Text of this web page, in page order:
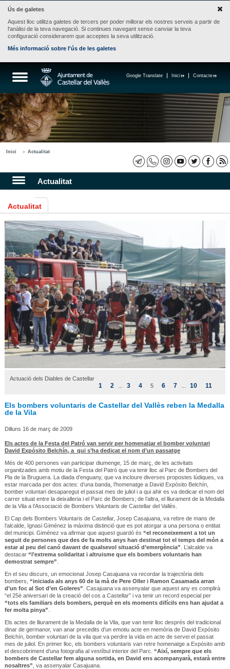
Ús de galetes
Aquest lloc utilitza galetes de tercers per poder millorar els nostres serveis a partir de
l'anàlisi de la teva navegació. Si continues navegant sense canviar la teva
configuració considerarem que acceptes la seva utilització.
Més informació sobre l'ús de les galetes
Contacte
Inici
Google Translate
Inici Actualitat
Actualitat
Actualitat
Actuació dels Diables de Castellar
1 2 3 4 5 6 7 10 11
Els bombers voluntaris de Castellar del Vallès reben la Medalla
de la Vila
Dilluns 16 de març de 2009
Els actes de la Festa del Patró van servir per homenatjar el bomber voluntari
David Expósito Belchín, a qui s’ha dedicat el nom d’un passatge
Més de 400 persones van participar diumenge, 15 de març, de les activitats
organitzades amb motiu de la Festa del Patró que va tenir lloc al Parc de Bombers del
Pla de la Bruguera. La diada d’enguany, que va incloure diverses propostes lúdiques, va
estar marcada per dos actes: d’una banda, l’homenatge a David Expósito Belchín,
bomber voluntari desaparegut el passat mes de juliol i a qui ahir es va dedicar el nom del
carrer situat entre la deixalleria i el Parc de Bombers; de l’altra, el lliurament de la Medalla
de la Vila a l’Associació de Bombers Voluntaris de Castellar del Vallès.
El Cap dels Bombers Voluntaris de Castellar, Josep Casajuana, va rebre de mans de
l’alcalde, Ignasi Giménez la màxima distinció que es pot atorgar a una persona o entitat
del municipi. Giménez va afirmar que aquest guardó és “el reconeixement a tot un
seguit de persones que des de fa molts anys han destinat tot el temps del món a
estar al peu del canó davant de qualsevol situació d’emergència” . L’alcalde va
destacar “l’extrema solidaritat i altruisme que els bombers voluntaris han
demostrat sempre”
En el seu discurs, un emocionat Josep Casajuana va recordar la trajectòria dels
bombers, “iniciada als anys 60 de la mà de Pere Oller i Ramon Casamada arran
d’un foc al Sot d’en Goleres” . Casajuana va assenyalar que aquest any es complirà
“el 25è aniversari de la creació del cos a Castellar” i va tenir un record especial per
“tots els familiars dels bombers, perquè en els moments difícils ens han ajudat a
fer molta pinya”
Els actes de lliurament de la Medalla de la Vila, que van tenir lloc després del tradicional
dinar de germanor, van anar precedits d’un emotiu acte en memòria de David Expósito
Belchín, bomber voluntari de la vila que va perdre la vida en acte de servei el passat
mes de juliol. En primer lloc, els bombers voluntaris van retre homenatge a Expósito amb
el descobriment d’una fotografia al vestíbul interior del Parc. “Així, sempre que els
bombers de Castellar fem alguna sortida, en David ens acompanyarà, estarà entre
nosaltres” , va assenyalar Casajuana.